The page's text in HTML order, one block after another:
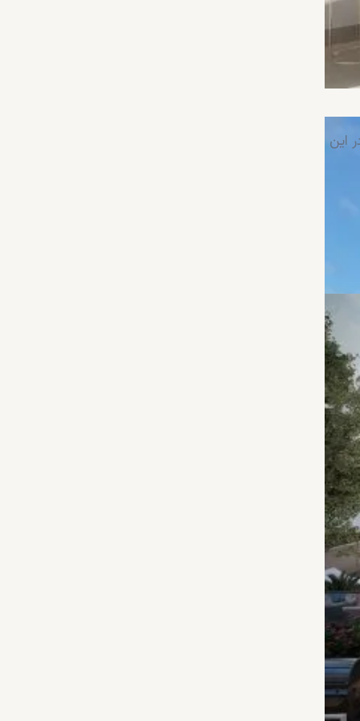
خواهد
این